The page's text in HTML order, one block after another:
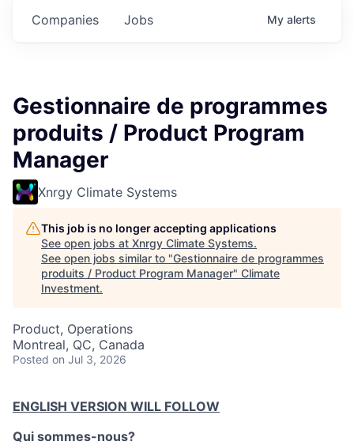
Jobs
Companies My alerts
Gestionnaire de programmes
produits / Product Program
Manager
Xnrgy Climate Systems
This job is no longer accepting applications
See open jobs at Xnrgy Climate Systems.
See open jobs similar to "Gestionnaire de programmes
produits / Product Program Manager" Climate
Investment.
Product, Operations
Montreal, QC, Canada
Posted on Jul 3, 2026
ENGLISH VERSION WILL FOLLOW
Qui sommes-nous?